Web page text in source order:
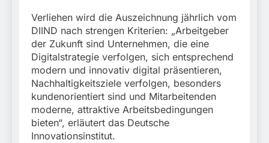
Verliehen wird die Auszeichnung jährlich vom
DIIND nach strengen Kriterien: „Arbeitgeber
der Zukunft sind Unternehmen, die eine
Digitalstrategie verfolgen, sich entsprechend
modern und innovativ digital präsentieren,
Nachhaltigkeitsziele verfolgen, besonders
kundenorientiert sind und Mitarbeitenden
moderne, attraktive Arbeitsbedingungen
bieten“, erläutert das Deutsche
Innovationsinstitut.